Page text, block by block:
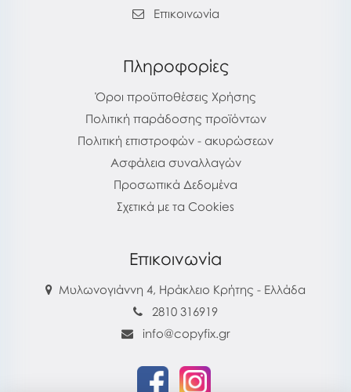
Επικοινωνία
Πληροφορίες
Όροι προϋποθέσεις Χρήσης
Πολιτική παράδοσης προϊόντων
Πολιτική επιστροφών - ακυρώσεων
Ασφάλεια συναλλαγών
Προσωπικά Δεδομένα
Σχετικά με τα Cookies
Επικοινωνία
Μυλωνογιάννη 4, Ηράκλειο Κρήτης - Ελλάδα
2810 316919
info@copyfix.gr